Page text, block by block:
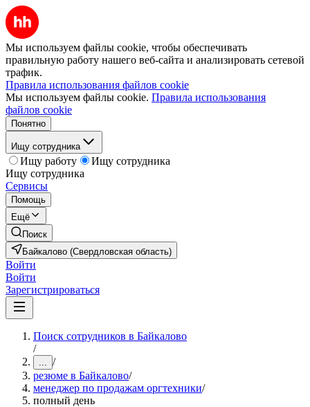
Мы используем файлы cookie, чтобы обеспечивать
правильную работу нашего веб-сайта и анализировать сетевой
трафик.
Правила использования файлов cookie
Мы используем файлы cookie. Правила использования
файлов cookie
Понятно
Ищу сотрудника
Ищу работу
Ищу сотрудника
Ищу сотрудника
Сервисы
Помощь
Ещё
Поиск
Байкалово (Свердловская область)
Войти
Войти
Зарегистрироваться
Поиск сотрудников в Байкалово
/
... /
резюме в Байкалово/
менеджер по продажам оргтехники/
полный день